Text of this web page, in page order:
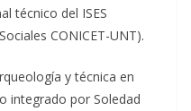
técnico del ISES
CONICET-UNT).
y técnica en
integrado por Soledad